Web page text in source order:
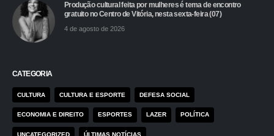
Produção cultural feita por mulheres é tema de encontro
gratuito no Centro de Vitória, nesta sexta-feira (07)
4 de agosto de 2026
CATEGORIA
CULTURA CULTURA E ESPORTE DEFESA SOCIAL
ECONOMIA E DIREITO ESPORTES LAZER POLÍTICA
UNCATEGORIZED ÚLTIMAS NOTÍCIAS